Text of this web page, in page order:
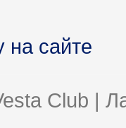
на сайте
Club |